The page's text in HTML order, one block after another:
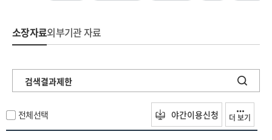
소장자료외부기관 자료
검색결과제한
전체선택 야간이용신청 더 보기